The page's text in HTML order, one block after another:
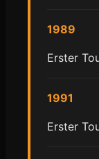
1989
Erster
1991
Erster